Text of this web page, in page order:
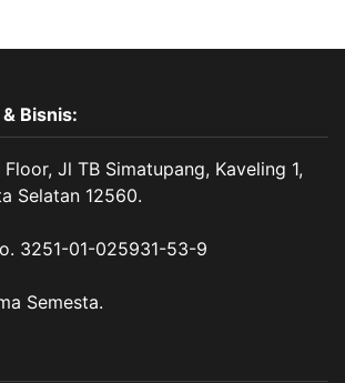
Bisnis:
Jl TB Simatupang, Kaveling 1,
Selatan 12560.
3251-01-025931-53-9
Semesta.